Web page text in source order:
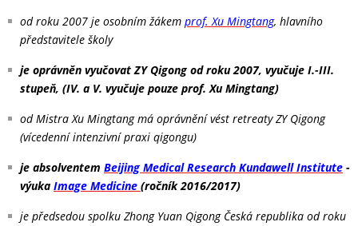
od roku 2007 je osobním žákem prof. Xu Mingtang, hlavního
představitele školy
je oprávněn vyučovat ZY Qigong od roku 2007, vyučuje I.-III.
stupeň, (IV. a V. vyučuje pouze prof. Xu Mingtang)
od Mistra Xu Mingtang má oprávnění vést retreaty ZY Qigong
(vícedenní intenzivní praxi qigongu)
je absolventem Beijing Medical Research Kundawell Institute -
výuka Image Medicine (ročník 2016/2017)
je předsedou spolku Zhong Yuan Qigong Česká republika od roku